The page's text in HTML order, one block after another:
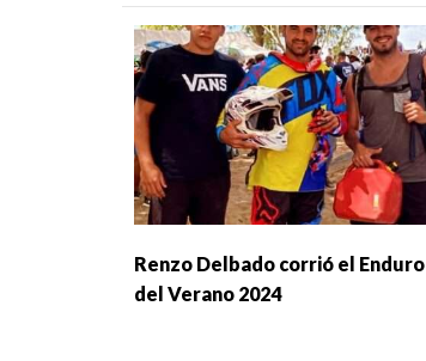
Renzo Delbado corrió el Enduro
del Verano 2024